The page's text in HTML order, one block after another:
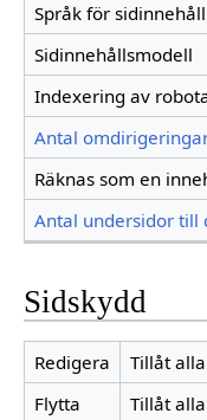
Språk för sidinnehåll
Sidinnehållsmodell
Indexering av
Antal
Räknas som en
Antal undersidor till
Sidskydd
Redigera
Tillåt
Flytta
Tillåt